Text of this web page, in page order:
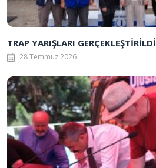
TRAP YARIŞLARI GERÇEKLEŞTİRİLDİ
28 Temmuz 2026